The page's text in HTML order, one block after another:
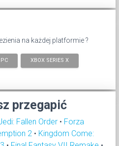
na każdej platformie ?
PC XBOX SERIES X
przegapić
Fallen Order • Forza
2 • Kingdom Come: